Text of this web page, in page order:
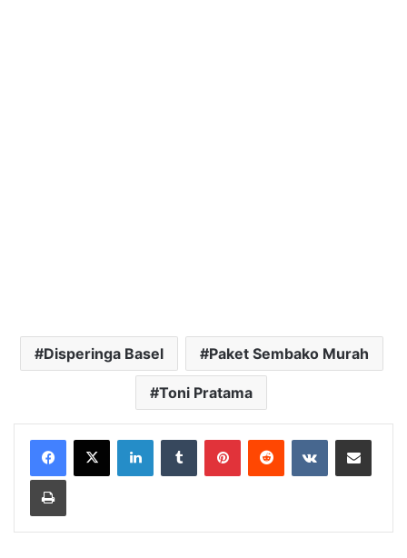
Disperinga Basel Paket Sembako Murah
Toni Pratama
LinkedInTumblr PinterestReddit VKontakteShare via Email
Print